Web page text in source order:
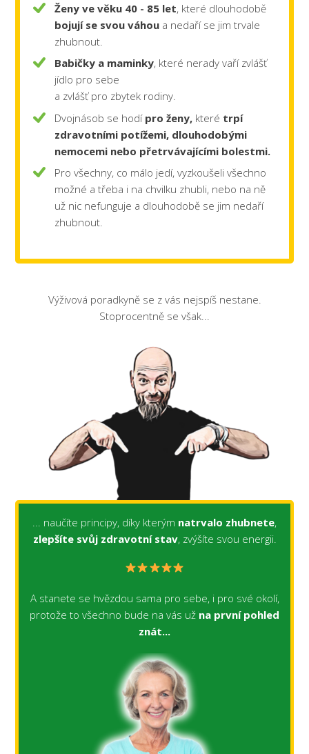
Ženy ve věku 40 - 85 let, které dlouhodobě
bojují se svou váhou a nedaří se jim trvale
zhubnout.
Babičky a maminky, které nerady vaří zvlášť
jídlo pro sebe
a zvlášť pro zbytek rodiny.
Dvojnásob se hodípro ženy, které trpí
zdravotními potížemi, dlouhodobými
nemocemi nebo přetrvávajícími bolestmi.
Pro všechny, co málo jedí, vyzkoušeli všechno
možné a třeba i na chvilku zhubli, nebo na ně
už nic nefunguje a dlouhodobě se jim nedaří
zhubnout.
Výživová poradkyně se z vás nejspíš nestane.
Stoprocentně se však...
... naučíte principy, díky kterým natrvalo zhubnete,
zlepšíte svůj zdravotní stav, zvýšíte svou energii.
A stanete se hvězdou sama pro sebe, i pro své okolí,
protože to všechno bude na vás už na první pohled
znát...